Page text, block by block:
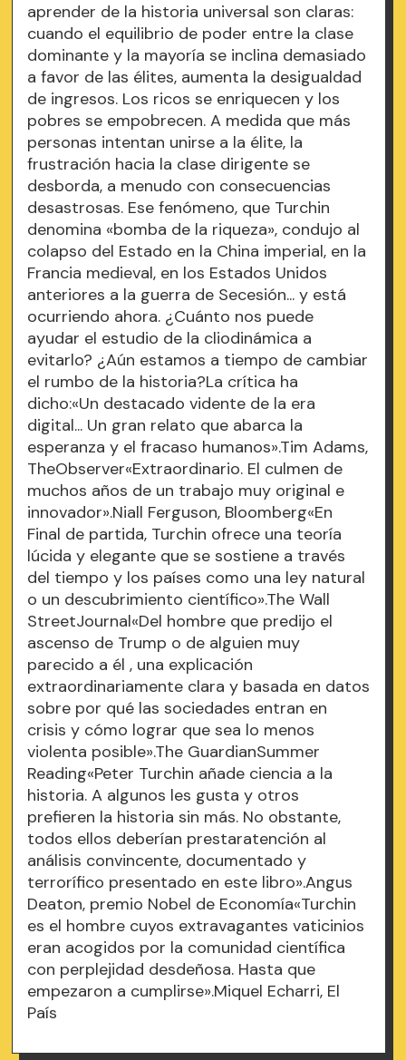
aprender de la historia universal son claras:
cuando el equilibrio de poder entre la clase
dominante y la mayoría se inclina demasiado
a favor de las élites, aumenta la desigualdad
de ingresos. Los ricos se enriquecen y los
pobres se empobrecen. A medida que más
personas intentan unirse a la élite, la
frustración hacia la clase dirigente se
desborda, a menudo con consecuencias
desastrosas. Ese fenómeno, que Turchin
denomina «bomba de la riqueza», condujo al
colapso del Estado en la China imperial, en la
Francia medieval, en los Estados Unidos
anteriores a la guerra de Secesión... y está
ocurriendo ahora. ¿Cuánto nos puede
ayudar el estudio de la cliodinámica a
evitarlo? ¿Aún estamos a tiempo de cambiar
el rumbo de la historia?La crítica ha
dicho:«Un destacado vidente de la era
digital... Un gran relato que abarca la
esperanza y el fracaso humanos».Tim Adams,
TheObserver«Extraordinario. El culmen de
muchos años de un trabajo muy original e
innovador».Niall Ferguson, Bloomberg«En
Final de partida, Turchin ofrece una teoría
lúcida y elegante que se sostiene a través
del tiempo y los países como una ley natural
o un descubrimiento científico».The Wall
StreetJournal«Del hombre que predijo el
ascenso de Trump o de alguien muy
parecido a él , una explicación
extraordinariamente clara y basada en datos
sobre por qué las sociedades entran en
crisis y cómo lograr que sea lo menos
violenta posible».The GuardianSummer
Reading«Peter Turchin añade ciencia a la
historia. A algunos les gusta y otros
prefieren la historia sin más. No obstante,
todos ellos deberían prestaratención al
análisis convincente, documentado y
terrorífico presentado en este libro».Angus
Deaton, premio Nobel de Economía«Turchin
es el hombre cuyos extravagantes vaticinios
eran acogidos por la comunidad científica
con perplejidad desdeñosa. Hasta que
empezaron a cumplirse».Miquel Echarri, El
País